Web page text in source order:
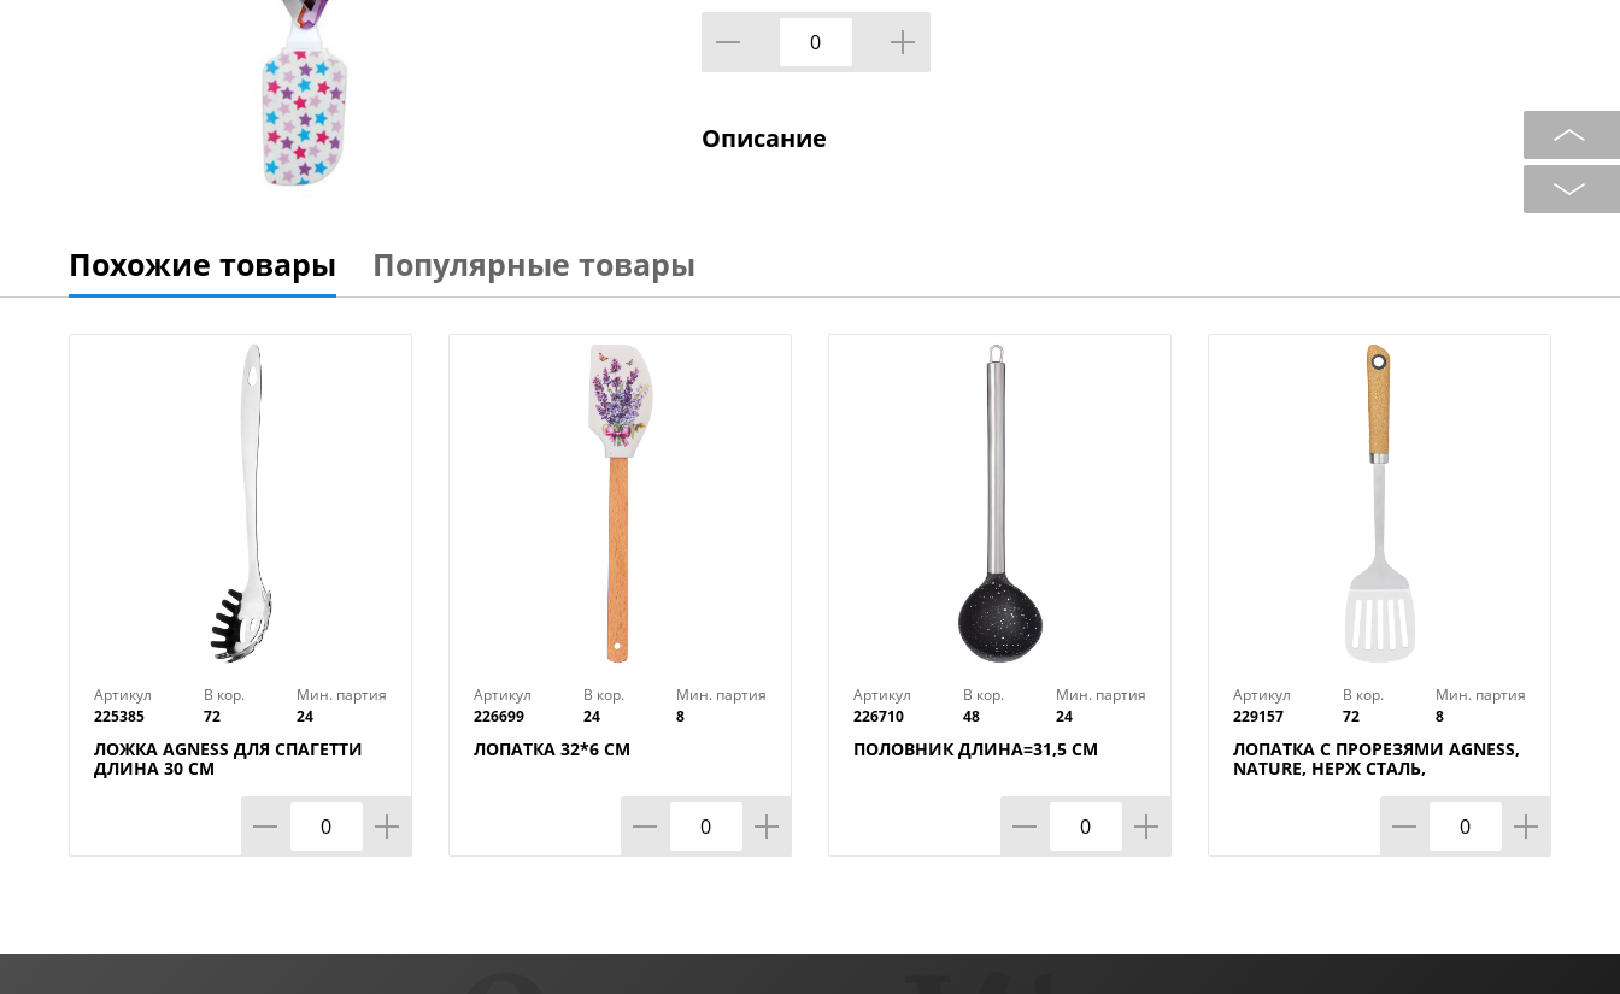
Описание
Похожие товары Популярные товары
Артикул
225385
В кор.
72
Мин. партия
24
ЛОЖКА AGNESS ДЛЯ СПАГЕТТИ
ДЛИНА 30 СМ
Артикул
226699
В кор.
24
Мин. партия
8
ЛОПАТКА 32*6 СМ
Артикул
226710
В кор.
48
Мин. партия
24
ПОЛОВНИК ДЛИНА=31,5 СМ
Артикул
229157
В кор.
72
Мин. партия
8
ЛОПАТКА С ПРОРЕЗЯМИ AGNESS,
NATURE, НЕРЖ СТАЛЬ,